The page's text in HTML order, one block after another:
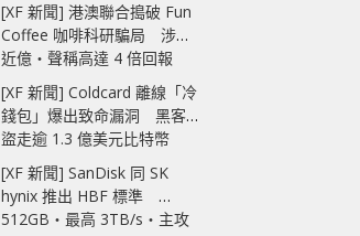
[XF 新聞] 港澳聯合搗破 Fun
Coffee 咖啡科研騙局 涉款
近億‧聲稱高達 4 倍回報
[XF 新聞] Coldcard 離線「冷
錢包」爆出致命漏洞 黑客已
盜走逾 1.3 億美元比特幣
[XF 新聞] SanDisk 同 SK
hynix 推出 HBF 標準
512GB‧最高 3TB/s‧主攻